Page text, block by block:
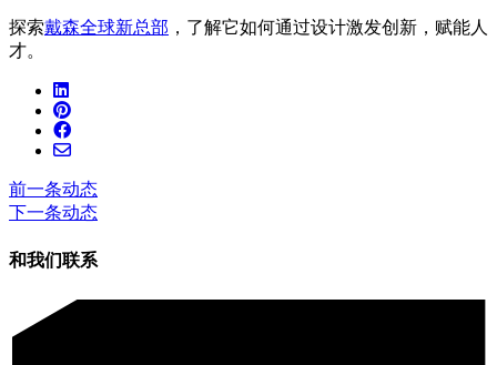
探索戴森全球新总部 ，了解它如何通过设计激发创新，赋能人
才。
前一条动态
下一条动态
和我们联系